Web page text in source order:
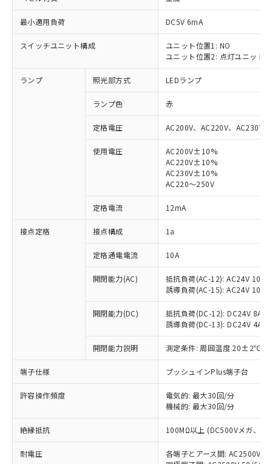
最小適用負荷 DC5V 6mA
スイッチユニット構成
ユニット位置1: NO
ユニット位置2: 点灯ユニット
ランプ 照光部方式 LEDランプ
ランプ色 赤
定格電圧 AC200V、AC220V、AC230V
使用電圧
AC200V±10%
AC220V±10%
AC230V±10%
AC220～250V
定格電流 12mA
接点定格 接点構成 1a
定格通電電流 10A
開閉能力(AC)
抵抗負荷(AC-12): AC24V 10A/
誘導負荷(AC-15): AC24V
開閉能力(DC)
抵抗負荷(DC-12): DC24V 8A/
誘導負荷(DC-13): DC24V 4A/
開閉能力説明 測定条件: 周囲温度 20±2℃、
端子仕様 プッシュインPlus端子台
許容操作頻度
電気的: 最大30回/分
機械的: 最大30回/分
絶縁抵抗 100MΩ以上 (DC500Vメガ、点
耐電圧
各端子とアース間: AC2500V
ご利用条件
以下の条件をお読みいただき、同意のうえ
本サービスは、当社制御機器事業取扱
商品の当社在庫状況および標準価格
(税抜)を提供させていただくもので
当社制御機器事業取扱商品の中には、
本サービスの対象外となる商品もある
ことをご了承ください。
在庫状況および標準価格照会結果は、
記載している更新日時点での社内デー
タに基づき作成されるものであり、閲
準価格とは異なる場合があることをご
対応済み：EU RoHS指令（10物質）の
非含有に対応した製品が提供可能な商品で
対応予定：EU RoHS指令（10物質）の非含
有に対応した製品に切り替える予定のある
対応予定なし：EU RoHS指令（10物質）の
非含有に非対応の商品で、対応品を出す予
調査・確認中：EU RoHS指令（10物質）の
非含有の対応状況を調査中または確認中の
非該当品：ライセンス料など無形物で、有
害物質有無と関係のない商品です。
仕入先様の事情により、非含有部品として
いたものが、含有品と判明した場合などや
むを得ず変更することがあります。
*EU RoHS指令（10物質）：
鉛(Pb) 1000ppm以下、 水銀(Hg) 1000ppm以下、 カド
六価クロム(Cr(Ⅵ)) 1000ppm以下、ポリ臭化ビフェニル
「○」：最大均質材料含有率が中国RoHSの
基準値以下であることを示します。
「×」：最大均質材料含有率が中国RoHSの
基準値を超えていることを示します。
「－」：未確認です。当社販売部門へお問
当社は、これら貴社製品のうち、外国
為替および外国貿易法に定める商品
（以下｢規制貨物等」という）を輸出
または国外への提供する場合は、日本
国政府の輸出許可(または役務取引許
可)を取得するなどの必要な手続きを